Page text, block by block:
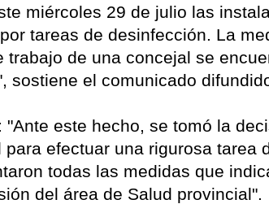
miércoles 29 de julio las
tareas de desinfección. La
trabajo de una concejal se
sostiene el comunicado
"Ante este hecho, se tomó la
para efectuar una rigurosa tarea
todas las medidas que
del área de Salud provincial".